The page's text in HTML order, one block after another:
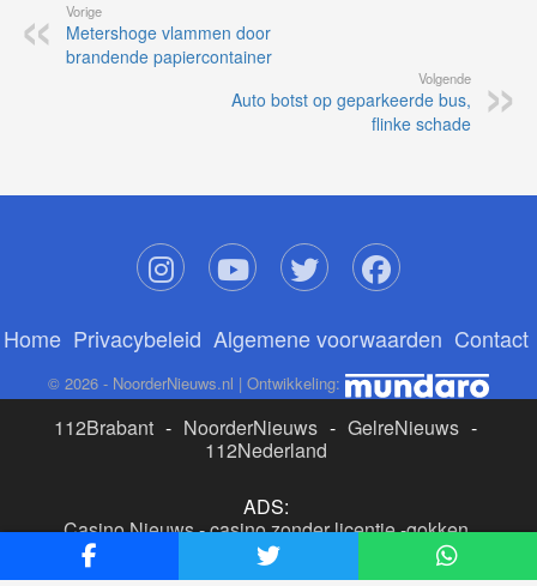
Vorige
Metershoge vlammen door
brandende papiercontainer
Volgende
Auto botst op geparkeerde bus,
flinke schade
Home Privacybeleid Algemene voorwaarden Contact
© 2026 - NoorderNieuws.nl | Ontwikkeling:
112Brabant - NoorderNieuws - GelreNieuws -
112Nederland
ADS:
Casino Nieuws-casino zonder licentie-gokken
buitenlandse site
beste online casino nederland